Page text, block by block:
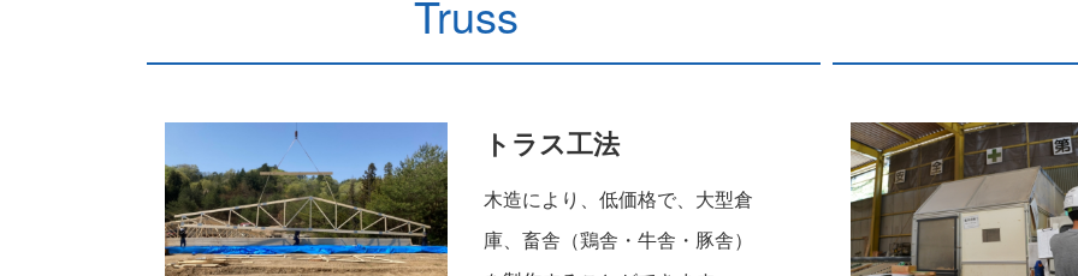
Truss
トラス工法
木造により、 低価格で、大型倉
庫、畜舎（鶏舎・牛舎・豚舎）